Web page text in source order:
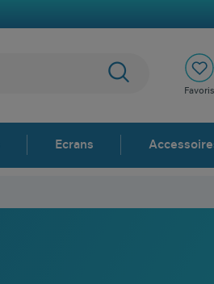
Favoris
Ecrans